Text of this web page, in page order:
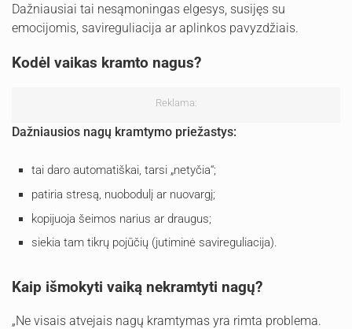
Dažniausiai tai nesąmoningas elgesys, susijęs su
emocijomis, savireguliacija ar aplinkos pavyzdžiais.
Kodėl vaikas kramto nagus?
Reklama:
Dažniausios nagų kramtymo priežastys:
tai daro automatiškai, tarsi „netyčia“;
patiria stresą, nuobodulį ar nuovargį;
kopijuoja šeimos narius ar draugus;
siekia tam tikrų pojūčių (jutiminė savireguliacija).
Kaip išmokyti vaiką nekramtyti nagų?
„Ne visais atvejais nagų kramtymas yra rimta problema.